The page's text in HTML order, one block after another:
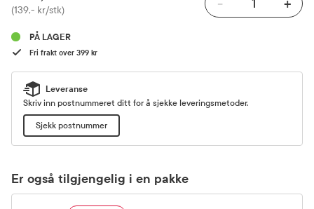
Pris
(139,- kr/stk) - +
PÅ LAGER
Fri frakt over 399 kr
Leveranse
Skriv inn postnummeret ditt for å sjekke leveringsmetoder.
Sjekk postnummer
Er også tilgjengelig i en pakke